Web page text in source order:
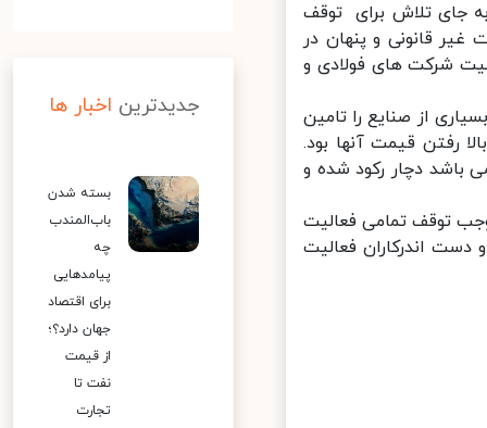
جای تلاش برای توقف
قانونی و پنهان در
شرکت های فولادی و
از صنایع را تامین
رفتن قیمت آنها بود.
دچار رکود شده و
توقف تمامی فعالیت
اندرکاران فعالیت
جدیدترین اخبار ها
بسته شدن
باب‌المندب
چه
پیامدهایی
برای اقتصاد
جهان دارد؟؛
از قیمت
نفت تا
تجارت